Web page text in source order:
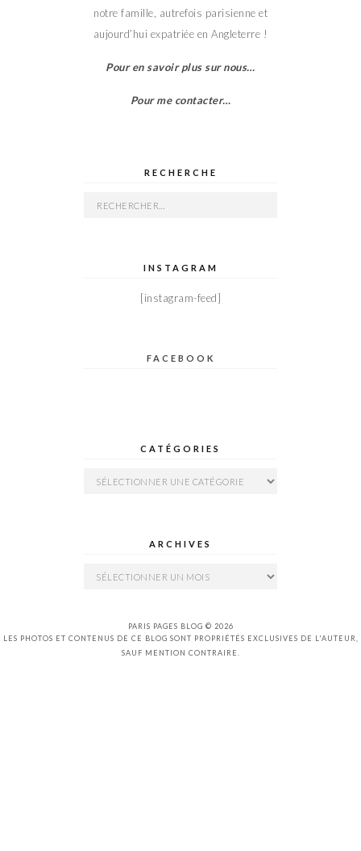
notre famille, autrefois parisienne et
aujourd’hui expatriée en Angleterre !
Pour en savoir plus sur nous…
Pour me contacter…
RECHERCHE
Rechercher :
INSTAGRAM
[instagram-feed]
FACEBOOK
CATÉGORIES
Catégories
ARCHIVES
Archives
PARIS PAGES BLOG © 2026
LES PHOTOS ET CONTENUS DE CE BLOG SONT PROPRIÉTÉS EXCLUSIVES DE L'AUTEUR,
SAUF MENTION CONTRAIRE.